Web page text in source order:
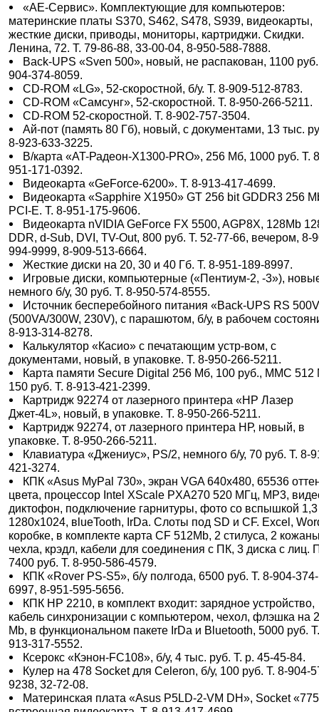
«АЕ-Сервис». Комплектующие для компьютеров:
материнские платы S370, S462, S478, S939, видеокарты,
жесткие диски, приводы, мониторы, картриджи. Скидки.
Ленина, 72. Т. 79-86-88, 33-00-04, 8-950-588-7888.
Back-UPS «Sven 500», новый, не распакован, 1100
904-374-8059.
CD-ROM «LG», 52-скоростной, б/у. Т. 8-909-512-8783.
CD-ROM «Самсунг», 52-скоростной. Т. 8-950-266-5211.
CD-ROM 52-скоростной. Т. 8-902-757-3504.
Ай-пот (память 80 Гб), новый, с документами, 13 тыс.
8-923-633-3225.
В/карта «AT-Радеон-X1300-PRO», 256 Мб, 1000 руб. Т.
951-171-0392.
Видеокарта «GeForce-6200». Т. 8-913-417-4699.
Видеокарта «Sapphire X1950» GT 256 bit GDDR3 256
PCI-E. Т. 8-951-175-9606.
Видеокарта nVIDIA GeForce FX 5500, AGP8X, 128Mb
DDR, d-Sub, DVI, TV-Out, 800 руб. Т. 52-77-66, вечером, 8-
994-9999, 8-909-513-6664.
Жесткие диски на 20, 30 и 40 Гб. Т. 8-951-189-8997.
Игровые диски, компьютерные («Пентиум-2, -3»),
немного б/у, 30 руб. Т. 8-950-574-8555.
Источник бесперебойного питания «Back-UPS RS
(500VA/300W, 230V), с парашютом, б/у, в рабочем
8-913-314-8278.
Калькулятор «Касио» с печатающим устр-вом, с
документами, новый, в упаковке. Т. 8-950-266-5211.
Карта памяти Secure Digital 256 Мб, 100 руб., ММС 512
150 руб. Т. 8-913-421-2399.
Картридж 92274 от лазерного принтера «HP Лазер
Джет-4L», новый, в упаковке. Т. 8-950-266-5211.
Картридж 92274, от лазерного принтера НР, новый, в
упаковке. Т. 8-950-266-5211.
Клавиатура «Джениус», PS/2, немного б/у, 70 руб. Т. 8-
421-3274.
КПК «Asus MyPal 730», экран VGA 640х480, 65536
цвета, процессор Intel XScale PXA270 520 МГц, MP3,
диктофон, подключение гарнитуры, фото со вспышкой
1280x1024, вlueTooth, IrDa. Слоты под SD и CF. Excel,
коробке, в комплекте карта CF 512Mb, 2 стилуса, 2
чехла, крэдл, кабели для соединения с ПК, 3 диска с лиц.
7400 руб. Т. 8-950-586-4579.
КПК «Rover PS-S5», б/у полгода, 6500 руб. Т. 8-904-374-
6997, 8-951-595-5656.
КПК НР 2210, в комплект входит: зарядное устройство,
кабель синхронизации с компьютером, чехол, флэшка на
Mb, в функциональном пакете IrDa и Bluetooth, 5000 руб.
913-317-5552.
Ксерокс «Кэнон-FC108», б/у, 4 тыс. руб. Т. р. 45-45-84.
Кулер на 478 Socket для Celeron, б/у, 100 руб. Т. 8-904-
9238, 32-72-08.
Материнская плата «Asus P5LD-2-VM DH», Socket